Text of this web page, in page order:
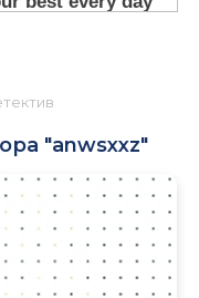
"anwsxxz"